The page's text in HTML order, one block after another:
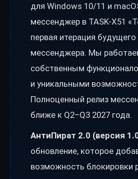
для Windows 10/11 и
мессенджер в TASK-X51
первая итерация
мессенджера. Мы
собственным
и уникальными
Полноценный релиз
ближе к Q2–Q3 2027 года.
АнтиПират 2.0 (версия
обновление, которое
возможность блокировки